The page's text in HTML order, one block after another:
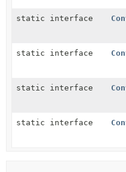
static interface
static interface
static interface
static interface